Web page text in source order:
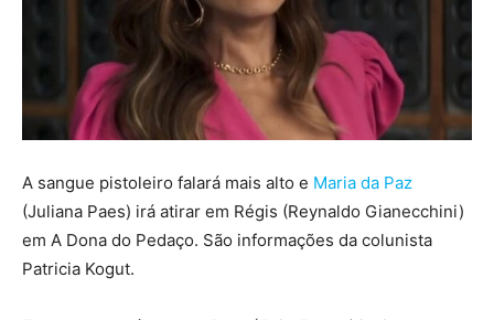
A sangue pistoleiro falará mais alto e Maria da Paz
(Juliana Paes) irá atirar em Régis (Reynaldo Gianecchini)
em A Dona do Pedaço. São informações da colunista
Patricia Kogut.